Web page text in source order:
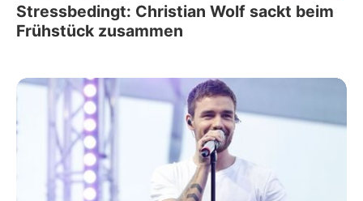
Stressbedingt: Christian Wolf sackt beim
Frühstück zusammen